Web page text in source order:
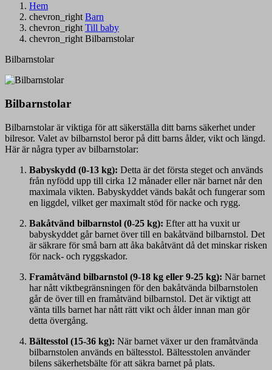
Hem
chevron_right Barn
chevron_right Till baby
chevron_right Bilbarnstolar
Bilbarnstolar
Bilbarnstolar
Bilbarnstolar är viktiga för att säkerställa ditt barns säkerhet under
bilresor. Valet av bilbarnstol beror på ditt barns ålder, vikt och längd.
Här är några typer av bilbarnstolar:
Babyskydd (0-13 kg): Detta är det första steget och används
från nyfödd upp till cirka 12 månader eller när barnet når den
maximala vikten. Babyskyddet vänds bakåt och fungerar som
en liggdel, vilket ger maximalt stöd för nacke och rygg.
Bakåtvänd bilbarnstol (0-25 kg): Efter att ha vuxit ur
babyskyddet går barnet över till en bakåtvänd bilbarnstol. Det
är säkrare för små barn att åka bakåtvänt då det minskar risken
för nack- och ryggskador.
Framåtvänd bilbarnstol (9-18 kg eller 9-25 kg): När barnet
har nått viktbegränsningen för den bakåtvända bilbarnstolen
går de över till en framåtvänd bilbarnstol. Det är viktigt att
vänta tills barnet har nått rätt vikt och ålder innan man gör
detta övergång.
Bältesstol (15-36 kg): När barnet växer ur den framåtvända
bilbarnstolen används en bältesstol. Bältesstolen använder
bilens säkerhetsbälte för att säkra barnet på plats.